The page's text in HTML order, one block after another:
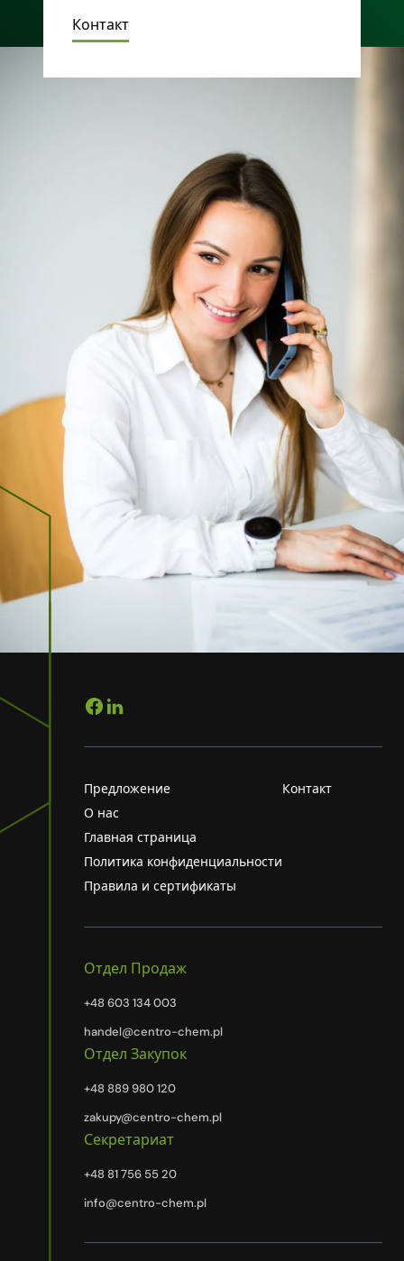
Контакт
Предложение
О нас
Главная страница
Политика конфиденциальности
Правила и сертификаты
Контакт
Отдел Продаж
+48 603 134 003
handel@centro-chem.pl
Отдел Закупок
+48 889 980 120
zakupy@centro-chem.pl
Секретариат
+48 81 756 55 20
info@centro-chem.pl